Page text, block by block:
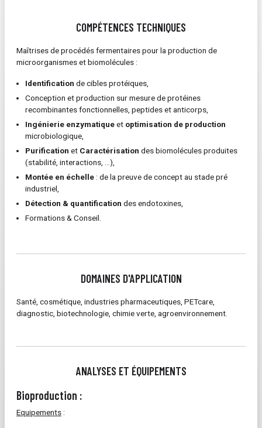
COMPÉTENCES TECHNIQUES
Maîtrises de procédés fermentaires pour la production de
microorganismes et biomolécules :
Identification de cibles protéiques,
Conception et production sur mesure de protéines
recombinantes fonctionnelles, peptides et anticorps,
Ingénierie enzymatiqueet optimisation de production
microbiologique,
Purification et Caractérisation des biomolécules produites
(stabilité, interactions, …),
Montée en échelle : de la preuve de concept au stade pré
industriel,
Détection & quantification des endotoxines,
Formations & Conseil.
DOMAINES D'APPLICATION
Santé, cosmétique, industries pharmaceutiques, PETcare,
diagnostic, biotechnologie, chimie verte, agroenvironnement.
ANALYSES ET ÉQUIPEMENTS
Bioproduction :
Equipements :